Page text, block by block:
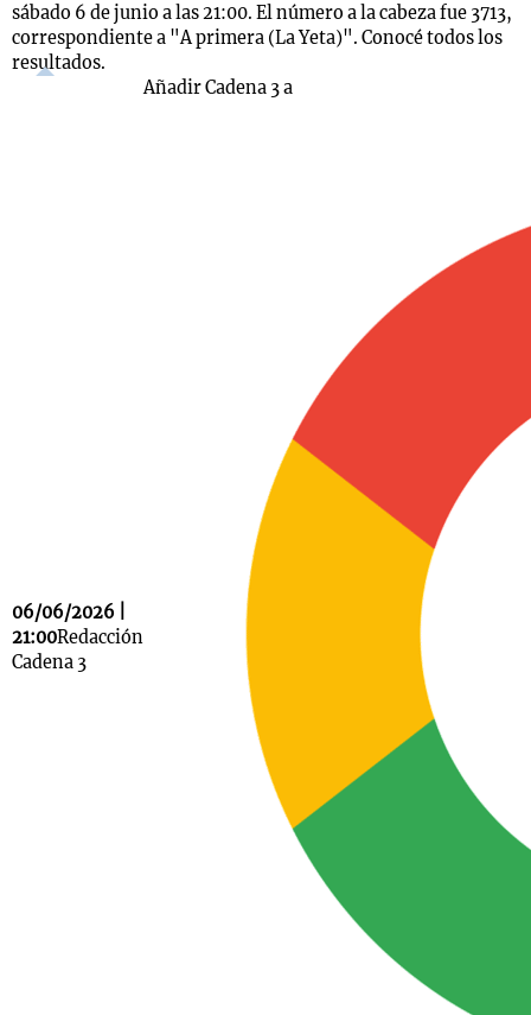
sábado 6 de junio a las 21:00. El número a la cabeza fue 3713,
correspondiente a "A primera (La Yeta)". Conocé todos los
resultados.
06/06/2026 |
21:00Redacción
Cadena 3
Añadir Cadena 3 a
Notas
La Sole en
Cadena 3